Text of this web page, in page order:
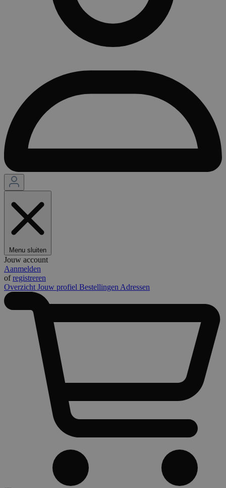
Menu sluiten
Jouw account
Aanmelden
ofregistreren
Overzicht Jouw profiel Bestellingen Adressen